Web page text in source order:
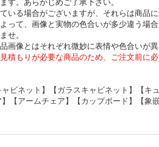
す。あらかじめご了承下さい。
いる場合がございますが、それらは商品に
って、画像と実物の色合いが多少違う場合
せ。
画像とはそれぞれ微妙に表情や色合いが異
積もりが必要な商品のため、ご注文前に必
ビネット】【ガラスキャビネット】【キ
】【アームチェア】【カップボード】【象嵌